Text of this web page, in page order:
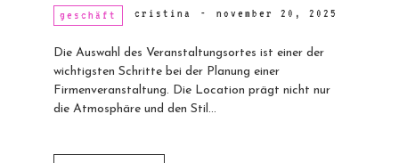
geschäft cristina - november 20, 2025
Die Auswahl des Veranstaltungsortes ist einer der
wichtigsten Schritte bei der Planung einer
Firmenveranstaltung. Die Location prägt nicht nur
die Atmosphäre und den Stil...